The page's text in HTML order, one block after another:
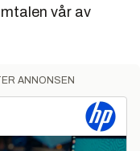
vår av
ANNONSEN